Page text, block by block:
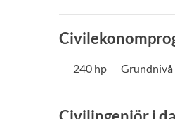
240 hp Grundnivå